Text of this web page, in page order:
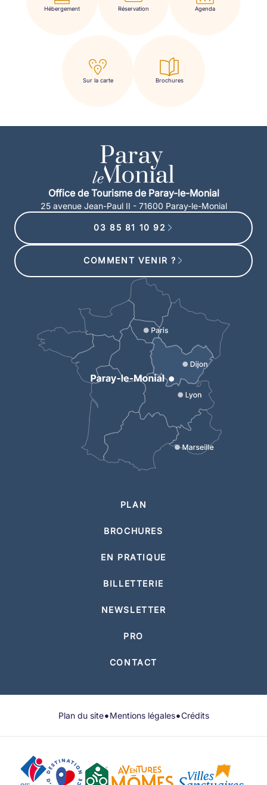
Hébergement Réservation Agenda
Sur la carte Brochures
Office de Tourisme de Paray-le-Monial
25 avenue Jean-Paul II - 71600 Paray-le-Monial
03 85 81 10 92
COMMENT VENIR ?
PLAN
BROCHURES
EN PRATIQUE
BILLETTERIE
NEWSLETTER
PRO
CONTACT
Plan du site•Mentions légales•Crédits